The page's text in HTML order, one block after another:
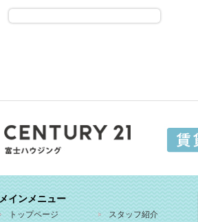
メインメニュー
トップページ スタッフ紹介